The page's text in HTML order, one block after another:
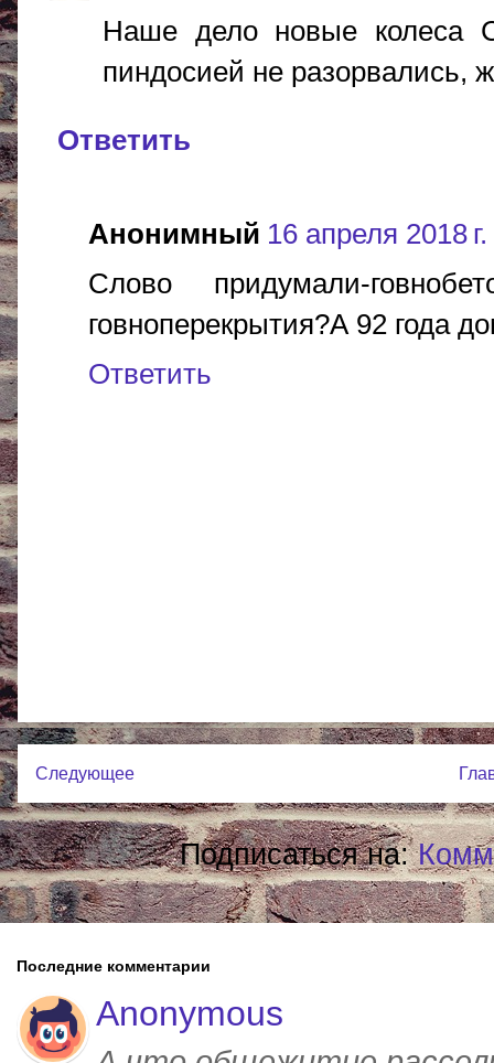
Наше дело новые колеса
пиндосией не разорвались,
Ответить
Анонимный 16 апреля 2018
Слово придумали-
говноперекрытия?А 92 года
Ответить
Следующее
Подписаться на:
Последние комментарии
Anonymous